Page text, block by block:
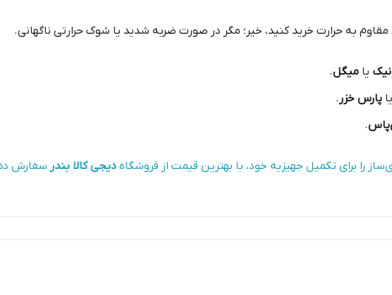
مقاوم به حرارت خرید کنید، خیر؛ مگر در صورت ضربه شدید یا شوک حرارتی ناگهانی.
یا میگل.
یا پارس خزر .
.
را برای تکمیل جهیزیه خود، با بهترین قیمت از فروشگاه دیجی کالا بندر سفارش